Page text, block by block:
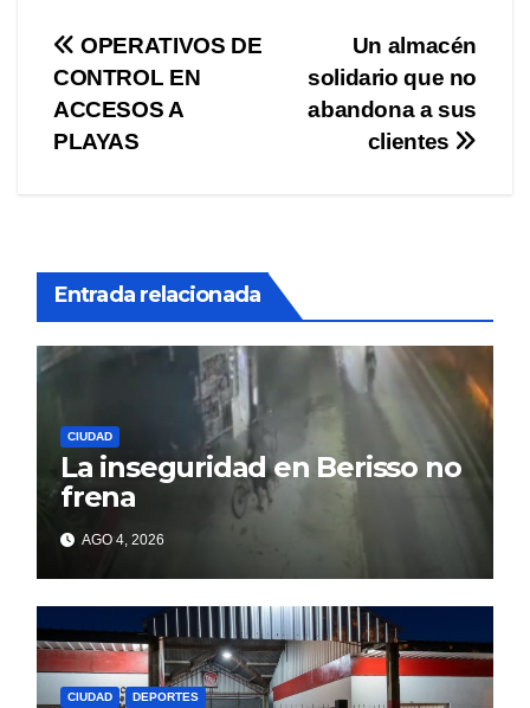
Navegación
de
entradas
Un almacén
solidario que no
abandona a sus
clientes
OPERATIVOS DE
CONTROL EN
ACCESOS A
PLAYAS
Entrada relacionada
CIUDAD
La inseguridad en Berisso no
frena
AGO 4, 2026
CIUDAD DEPORTES